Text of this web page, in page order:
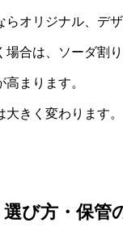
オリジナル、デ
合は、ソーダ割
まります。
きく変わります
選び方・保管